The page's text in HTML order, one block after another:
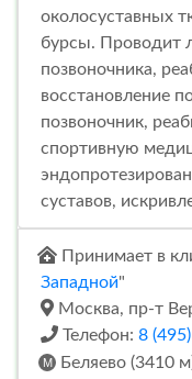
околосуставных
бурсы. Проводит
позвоночника,
восстановление
позвоночник,
спортивную
суставов,
Принимает в
Западной"
Москва, пр-т
Телефон: 8
Беляево (3410